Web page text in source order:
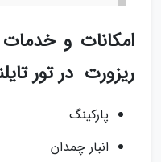
امکانات و
ریزورت در تور
پارکینگ
انبار چمدان